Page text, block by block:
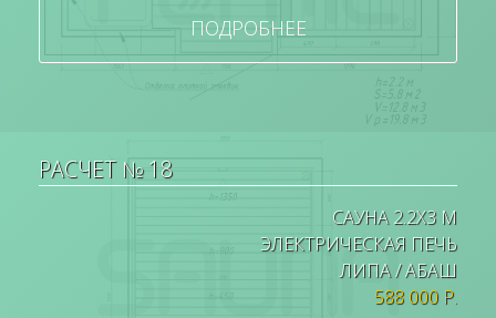
ПОДРОБНЕЕ
РАСЧЕТ № 18
САУНА 2.2Х3 М
ЭЛЕКТРИЧЕСКАЯ ПЕЧЬ
ЛИПА / АБАШ
588 000 Р.